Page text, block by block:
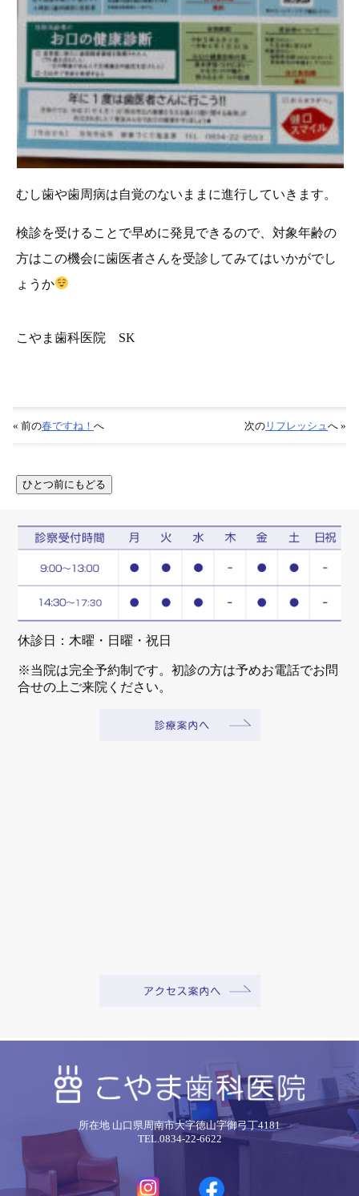
むし歯や歯周病は自覚のないままに進行していきます。
検診を受けることで早めに発見できるので、対象年齢の
方はこの機会に歯医者さんを受診してみてはいかがでし
ょうか
こやま歯科医院 SK
« 前の春ですね！ へ 次の リフレッシュ へ »
休診日：木曜・日曜・祝日
※当院は完全予約制です。初診の方は予めお電話でお問
合せの上ご来院ください。
所在地 山口県周南市大字徳山字御弓丁4181
TEL.0834-22-6622